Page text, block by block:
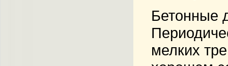
Бетонные
мелких